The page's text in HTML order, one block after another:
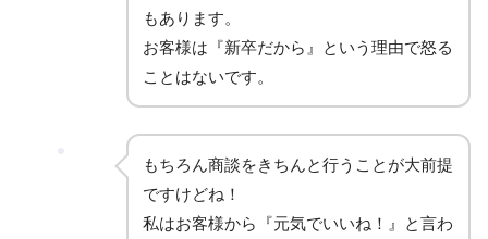
もあります。
お客様は『新卒だから』という理由で怒る
ことはないです。
もちろん商談をきちんと行うことが大前提
ですけどね！
私はお客様から『元気でいいね！』と言わ